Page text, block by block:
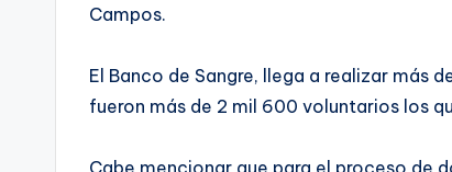
Campos.
El Banco de Sangre, llega a realizar más
fueron más de 2 mil 600 voluntarios los
Cabe mencionar que para el proceso de